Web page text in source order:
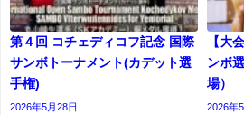
第４回 コチェディコフ記念 国際
サンボトーナメント(カデット選
⼿権)
2026年5月28日
【大
ンボ
場）
2026年